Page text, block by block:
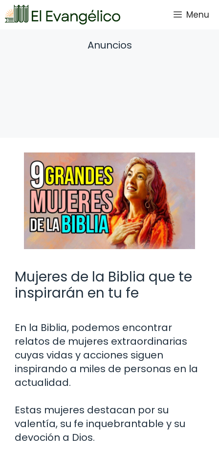
Saltar
al
Menu
Anuncios
Mujeres de la Biblia que te
inspirarán en tu fe
En la Biblia, podemos encontrar
relatos de mujeres extraordinarias
cuyas vidas y acciones siguen
inspirando a miles de personas en la
actualidad.
Estas mujeres destacan por su
valentía, su fe inquebrantable y su
devoción a Dios.